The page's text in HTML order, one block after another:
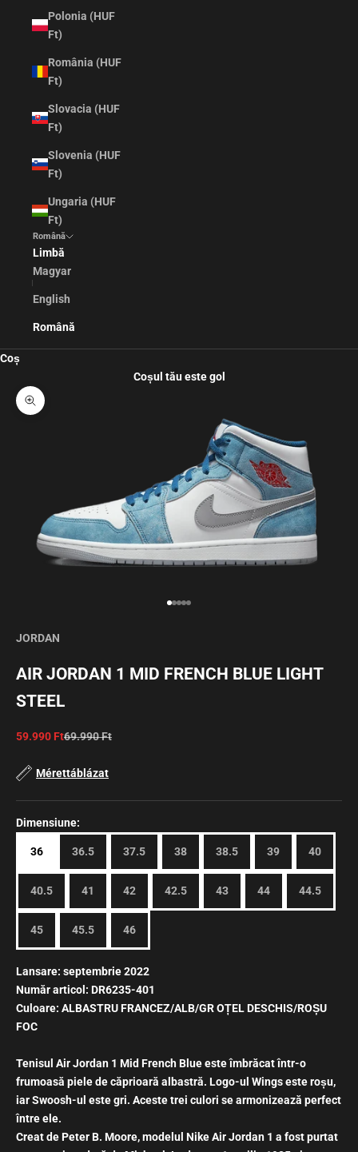
Polonia (HUF
Ft)
România (HUF
Ft)
Slovacia (HUF
Ft)
Slovenia (HUF
Ft)
Ungaria (HUF
Ft)
Română
Limbă
Magyar
English
Română
Coș
Coșul tău este gol
Mărește
Mergi la articolul 1
Mergi la articolul 2
Mergi la articolul 3
Mergi la articolul 4
Mergi la articolul 5
JORDAN
AIR JORDAN 1 MID FRENCH BLUE LIGHT
STEEL
Preț redus
59.990 FtPreț normal
69.990 Ft
Mérettáblázat
Dimensiune:
36 36.5 37.5 38 38.5 39 40
40.5 41 42 42.5 43 44 44.5
45 45.5 46
Lansare: septembrie 2022
Număr articol: DR6235-401
Culoare: ALBASTRU FRANCEZ/ALB/GR OȚEL DESCHIS/ROȘU
FOC
Tenisul Air Jordan 1 Mid French Blue este îmbrăcat într-o
frumoasă piele de căprioară albastră. Logo-ul Wings este roșu,
iar Swoosh-ul este gri. Aceste trei culori se armonizează perfect
între ele.
Creat de Peter B. Moore,modelul Nike Air Jordan 1 a fost purtat